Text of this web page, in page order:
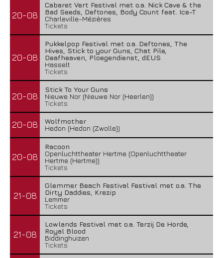
20-08
Cabaret Vert Festival met o.a. Nick Cave & the
Bad Seeds, Deftones, Body Count feat. Ice-T
Charleville-Mézières
Tickets
20-08
Pukkelpop Festival met o.a. Deftones, The
Hives, Stick to your Guns, Chat Pile,
Deafheaven, Ploegendienst, dEUS
Hasselt
Tickets
20-08
Stick To Your Guns
Nieuwe Nor (Nieuwe Nor (Heerlen))
Tickets
20-08
Wolfmother
Hedon (Hedon (Zwolle))
20-08
Racoon
Openluchttheater Hertme (Openluchttheater
Hertme (Hertme))
Tickets
21-08
Glemmer Beach Festival Festival met o.a. The
Dirty Daddies, Krezip
Lemmer
Tickets
21-08
Lowlands Festival met o.a. Terzij De Horde,
Royal Blood
Biddinghuizen
Tickets